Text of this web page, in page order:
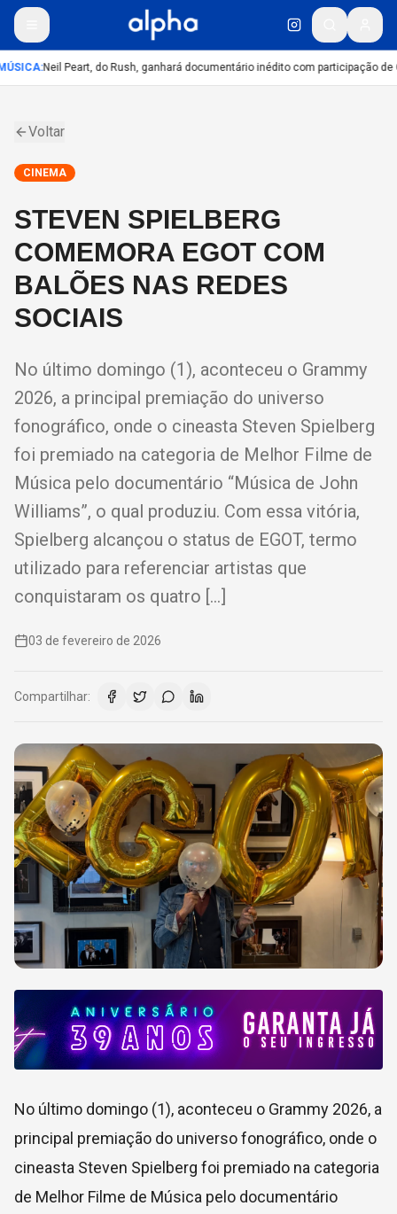
:Neil Peart, do Rush, ganhará documentário inédito com participação de
Voltar
CINEMA
STEVEN SPIELBERG
COMEMORA EGOT COM
BALÕES NAS REDES
SOCIAIS
No último domingo (1), aconteceu o Grammy
2026, a principal premiação do universo
fonográfico, onde o cineasta Steven Spielberg
foi premiado na categoria de Melhor Filme de
Música pelo documentário “Música de John
Williams”, o qual produziu. Com essa vitória,
Spielberg alcançou o status de EGOT, termo
utilizado para referenciar artistas que
conquistaram os quatro […]
03 de fevereiro de 2026
Compartilhar:
No último domingo (1), aconteceu o Grammy 2026, a
principal premiação do universo fonográfico, onde o
cineasta Steven Spielberg foi premiado na categoria
de Melhor Filme de Música pelo documentário